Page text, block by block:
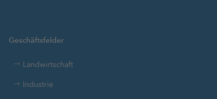
Geschäftsfelder
Landwirtschaft
Industrie